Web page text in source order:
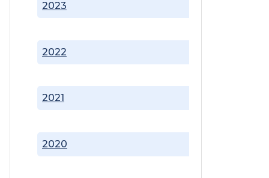
2020
2021
2022
2023